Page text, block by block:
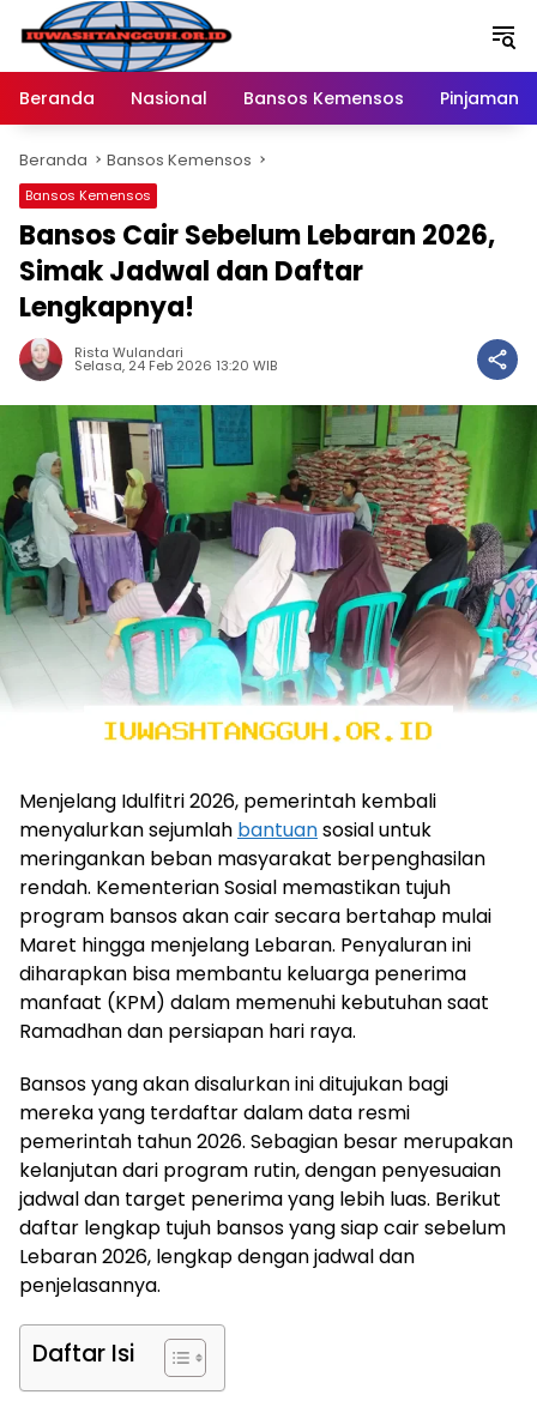
Langsung
konten
Beranda
Nasional Bansos Kemensos Pinjaman
Beranda Bansos Kemensos
Bansos Kemensos
Bansos Cair Sebelum Lebaran 2026,
Simak Jadwal dan Daftar
Lengkapnya!
Rista Wulandari
Selasa, 24 Feb 2026 13:20 WIB
Menjelang Idulfitri 2026, pemerintah kembali
menyalurkan sejumlah bantuansosial untuk
meringankan beban masyarakat berpenghasilan
rendah. Kementerian Sosial memastikan tujuh
program bansos akan cair secara bertahap mulai
Maret hingga menjelang Lebaran. Penyaluran ini
diharapkan bisa membantu keluarga penerima
manfaat (KPM) dalam memenuhi kebutuhan saat
Ramadhan dan persiapan hari raya.
Bansos yang akan disalurkan ini ditujukan bagi
mereka yang terdaftar dalam data resmi
pemerintah tahun 2026. Sebagian besar merupakan
kelanjutan dari program rutin, dengan penyesuaian
jadwal dan target penerima yang lebih luas. Berikut
daftar lengkap tujuh bansos yang siap cair sebelum
Lebaran 2026, lengkap dengan jadwal dan
penjelasannya.
Daftar Isi